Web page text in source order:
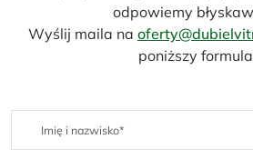
odpowiemy
Wyślij maila na
poniższy